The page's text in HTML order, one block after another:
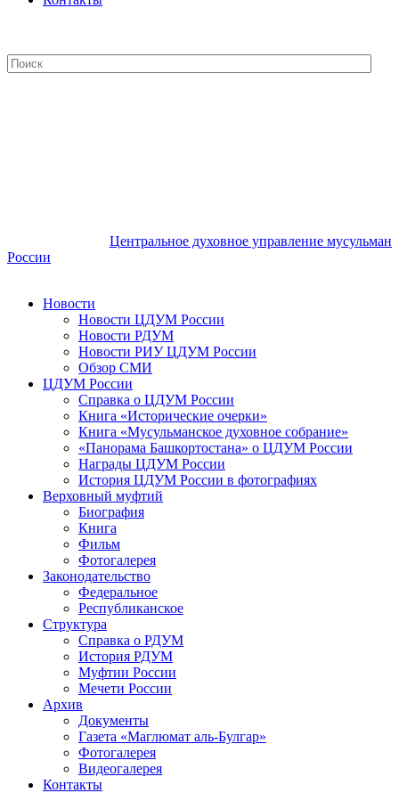
Центральное духовное управление мусульман
России
Новости
Новости ЦДУМ России
Новости РДУМ
Новости РИУ ЦДУМ России
Обзор СМИ
ЦДУМ России
Справка о ЦДУМ России
Книга «Исторические очерки»
Книга «Мусульманское духовное собрание»
«Панорама Башкортостана» о ЦДУМ России
Награды ЦДУМ России
История ЦДУМ России в фотографиях
Верховный муфтий
Биография
Книга
Фильм
Фотогалерея
Законодательство
Федеральное
Республиканское
Структура
Справка о РДУМ
История РДУМ
Муфтии России
Мечети России
Архив
Документы
Газета «Маглюмат аль-Булгар»
Фотогалерея
Видеогалерея
Контакты